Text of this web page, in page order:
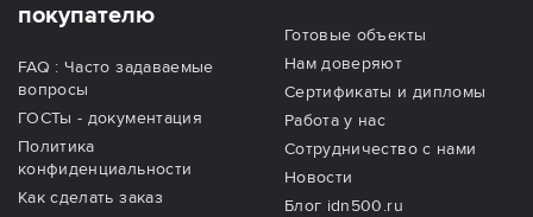
покупателю
FAQ : Часто задаваемые
вопросы
ГОСТы - документация
Политика
конфиденциальности
Как сделать заказ
Готовые объекты
Нам доверяют
Сертификаты и дипломы
Работа у нас
Сотрудничество с нами
Новости
Блог idn500.ru